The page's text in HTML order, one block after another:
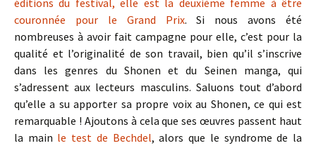
éditions du festival, elle est la deuxième femme à être
couronnée pour le Grand Prix. Si nous avons été
nombreuses à avoir fait campagne pour elle, c’est pour la
qualité et l’originalité de son travail, bien qu’il s’inscrive
dans les genres du Shonen et du Seinen manga, qui
s’adressent aux lecteurs masculins. Saluons tout d’abord
qu’elle a su apporter sa propre voix au Shonen, ce qui est
remarquable ! Ajoutons à cela que ses œuvres passent haut
la main le test de Bechdel, alors que le syndrome de la